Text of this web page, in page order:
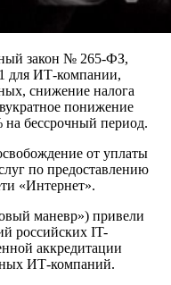
закон № 265-ФЗ,
для ИТ-компании,
снижение налога
понижение
на бессрочный период.
от уплаты
по предоставлению
«Интернет».
маневр») привели
российских IT-
аккредитации
ИТ-компаний.